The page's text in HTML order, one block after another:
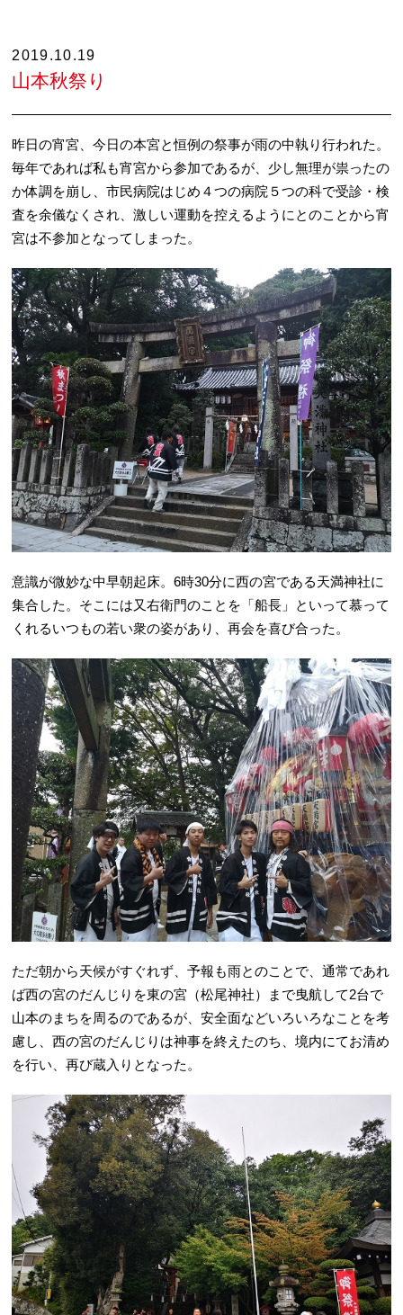
2019.10.19
山本秋祭り
昨日の宵宮、今日の本宮と恒例の祭事が雨の中執り行われた。
毎年であれば私も宵宮から参加であるが、少し無理が祟ったの
か体調を崩し、市民病院はじめ４つの病院５つの科で受診・検
査を余儀なくされ、激しい運動を控えるようにとのことから宵
宮は不参加となってしまった。
意識が微妙な中早朝起床。6時30分に西の宮である天満神社に
集合した。そこには又右衛門のことを「船長」といって慕って
くれるいつもの若い衆の姿があり、再会を喜び合った。
ただ朝から天候がすぐれず、予報も雨とのことで、通常であれ
ば西の宮のだんじりを東の宮（松尾神社）まで曳航して2台で
山本のまちを周るのであるが、安全面などいろいろなことを考
慮し、西の宮のだんじりは神事を終えたのち、境内にてお清め
を行い、再び蔵入りとなった。